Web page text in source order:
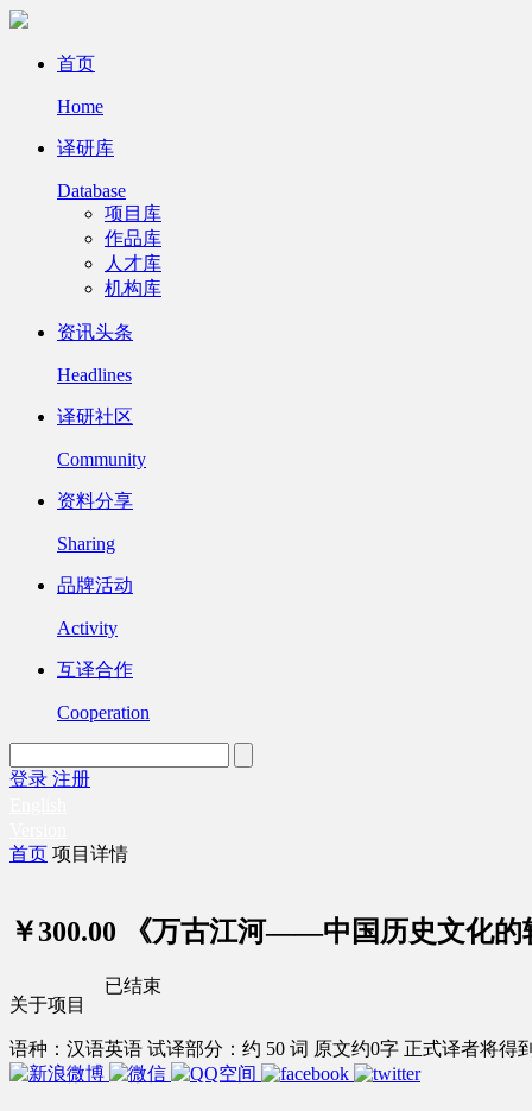
首页
Home
译研库
Database
项目库
作品库
人才库
机构库
资讯头条
Headlines
译研社区
Community
资料分享
Sharing
品牌活动
Activity
互译合作
Cooperation
登录 注册
首页 项目详情
￥300.00 《万古江河——中国历史文化的
关于项目
语种：汉语英语 试译部分：约 50 词 原文约0字 正式译者将得
已结束